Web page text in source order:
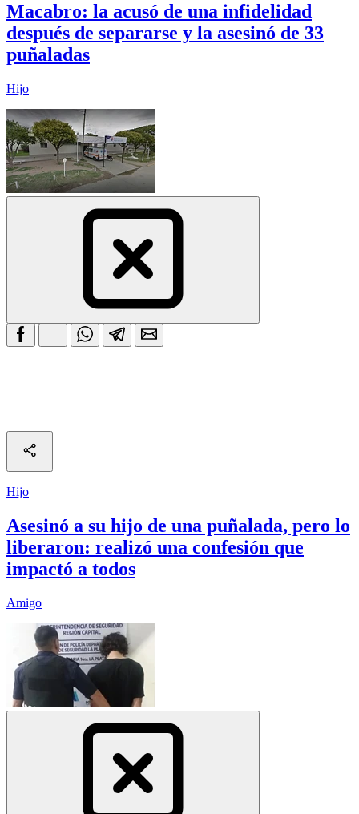
Macabro: la acusó de una infidelidad
después de separarse y la asesinó de 33
puñaladas
Hijo
Hijo
Asesinó a su hijo de una puñalada, pero lo
liberaron: realizó una confesión que
impactó a todos
Amigo